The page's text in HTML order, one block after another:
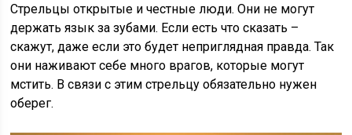
Стрельцы открытые и честные люди. Они не могут
держать язык за зубами. Если есть что сказать –
скажут, даже если это будет неприглядная правда. Так
они наживают себе много врагов, которые могут
мстить. В связи с этим стрельцу обязательно нужен
оберег.